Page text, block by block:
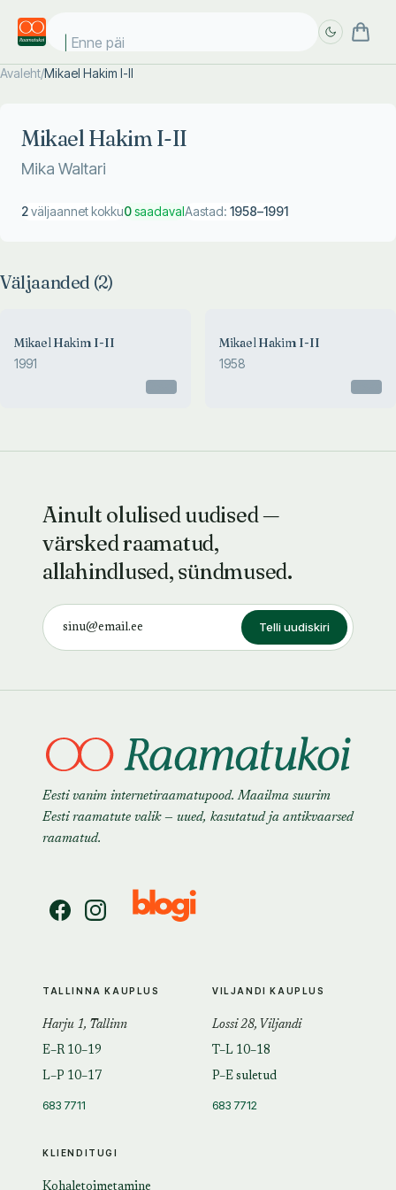
Enne päik
Avaleht/Mikael Hakim I-II
Mikael Hakim I-II
Mika Waltari
2väljaannet kokku0saadavalAastad: 1958–1991
Väljaanded (2)
Mikael Hakim I-II
1991
Mikael Hakim I-II
1958
Ainult olulised uudised —
värsked raamatud,
allahindlused, sündmused.
Telli uudiskiri
Eesti vanim internetiraamatupood. Maailma suurim
Eesti raamatute valik — uued, kasutatud ja antikvaarsed
raamatud.
KLIENDITUGI
TALLINNA KAUPLUS
Harju 1, Tallinn
E–R 10–19
L–P 10–17
683 7711
VILJANDI KAUPLUS
Lossi 28, Viljandi
T–L 10–18
P–E suletud
683 7712